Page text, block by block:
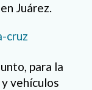
Juárez.
para la
vehículos